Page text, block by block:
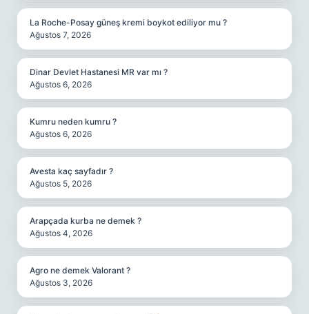
La Roche-Posay güneş kremi boykot ediliyor mu ?
Ağustos 7, 2026
Dinar Devlet Hastanesi MR var mı ?
Ağustos 6, 2026
Kumru neden kumru ?
Ağustos 6, 2026
Avesta kaç sayfadır ?
Ağustos 5, 2026
Arapçada kurba ne demek ?
Ağustos 4, 2026
Agro ne demek Valorant ?
Ağustos 3, 2026